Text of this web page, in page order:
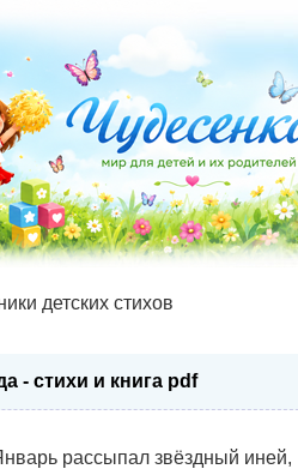
детских стихов
- стихи и книга pdf
рассыпал звёздный иней,